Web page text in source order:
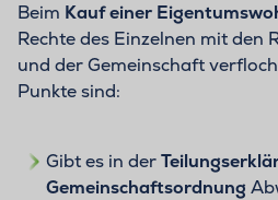
Beim Kauf einer
Rechte des Einzelnen mit den
und der Gemeinschaft
Punkte sind:
Gibt es in der
Gemeinschaftsordnung